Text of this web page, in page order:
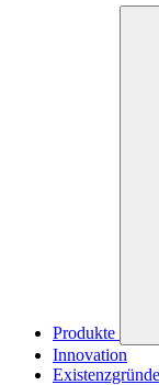
Produkte
Innovation